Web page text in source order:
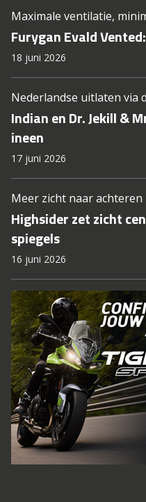
Maximale ventilatie,
Furygan Evald
18 juni 2026
Nederlandse uitlaten via
Indian en Dr. Jekill &
ineen
17 juni 2026
Meer zicht naar achteren
Highsider zet zicht
spiegels
16 juni 2026